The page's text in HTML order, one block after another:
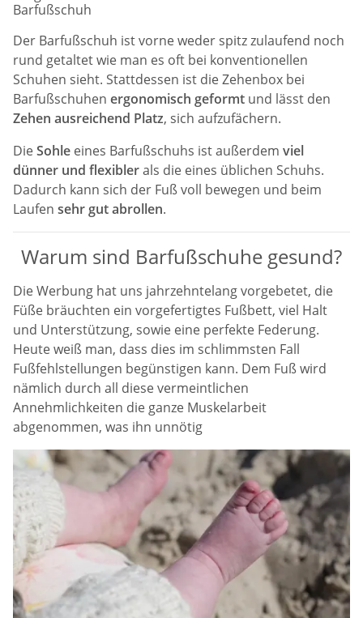
Barfußschuh
Der Barfußschuh ist vorne weder spitz zulaufend noch
rund getaltet wie man es oft bei konventionellen
Schuhen sieht. Stattdessen ist die Zehenbox bei
Barfußschuhen ergonomisch geformt und lässt den
Zehen ausreichend Platz, sich aufzufächern.
DieSohle eines Barfußschuhs ist außerdem viel
dünner und flexiblerals die eines üblichen Schuhs.
Dadurch kann sich der Fuß voll bewegen und beim
Laufen sehr gut abrollen.
Warum sind Barfußschuhe gesund?
Die Werbung hat uns jahrzehntelang vorgebetet, die
Füße bräuchten ein vorgefertigtes Fußbett, viel Halt
und Unterstützung, sowie eine perfekte Federung.
Heute weiß man, dass dies im schlimmsten Fall
Fußfehlstellungen begünstigen kann. Dem Fuß wird
nämlich durch all diese vermeintlichen
Annehmlichkeiten die ganze Muskelarbeit
abgenommen, was ihn unnötig